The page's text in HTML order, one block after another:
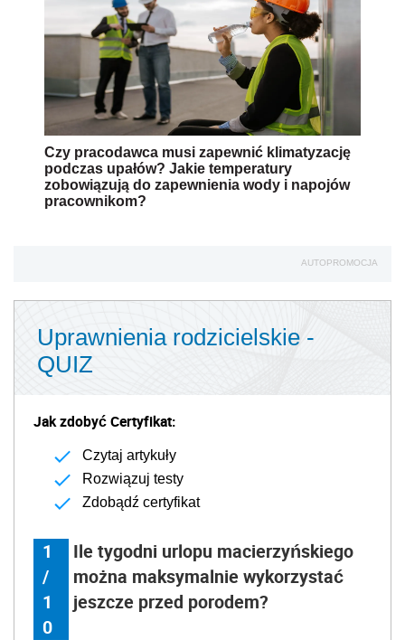
Czy pracodawca musi zapewnić klimatyzację
podczas upałów? Jakie temperatury
zobowiązują do zapewnienia wody i napojów
pracownikom?
AUTOPROMOCJA
Uprawnienia rodzicielskie -
QUIZ
Jak zdobyć Certyfikat:
Czytaj artykuły
Rozwiązuj testy
Zdobądź certyfikat
1
/
1
0
Ile tygodni urlopu macierzyńskiego
można maksymalnie wykorzystać
jeszcze przed porodem?